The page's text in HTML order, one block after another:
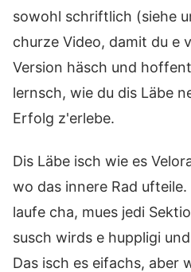
sowohl schriftlich (siehe
churze Video, damit du e
Version häsch und
lernsch, wie du dis Läbe
Erfolg z'erlebe.
Dis Läbe isch wie es
wo das innere Rad
laufe cha, mues jedi
susch wirds e huppligi
Das isch es eifachs, aber